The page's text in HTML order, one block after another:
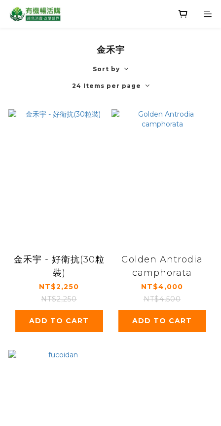
金禾宇
Sort by
24 Items per page
金禾宇 - 好衛抗(30粒
裝)
NT$2,250
NT$2,250
ADD TO CART
Golden Antrodia
camphorata
NT$4,000
NT$4,500
ADD TO CART